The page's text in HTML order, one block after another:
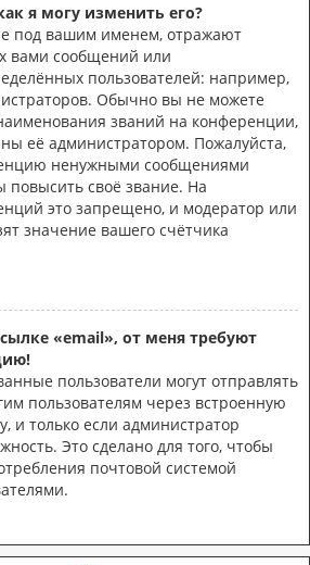
я могу изменить его?
под вашим именем, отражают
вами сообщений или
пользователей: например,
Обычно вы не можете
званий на конференции,
её администратором. Пожалуйста,
ненужными сообщениями
повысить своё звание. На
это запрещено, и модератор или
значение вашего счётчика
«email», от меня требуют
пользователи могут отправлять
пользователям через встроенную
и только если администратор
Это сделано для того, чтобы
почтовой системой